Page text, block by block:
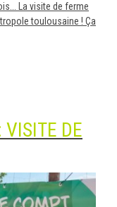
La visite de ferme
toulousaine ! Ça
VISITE DE